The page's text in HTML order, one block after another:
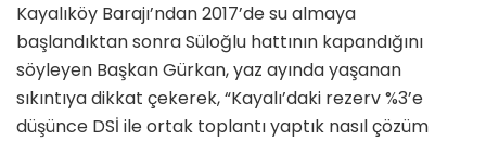
Kayalıköy Barajı’ndan 2017’de su almaya
başlandıktan sonra Süloğlu hattının kapandığını
söyleyen Başkan Gürkan, yaz ayında yaşanan
sıkıntıya dikkat çekerek, “Kayalı’daki rezerv %3’e
düşünce DSİ ile ortak toplantı yaptık nasıl çözüm